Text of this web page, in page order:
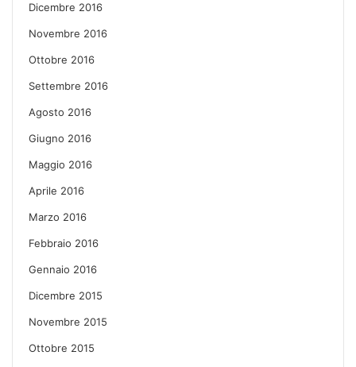
Dicembre 2016
Novembre 2016
Ottobre 2016
Settembre 2016
Agosto 2016
Giugno 2016
Maggio 2016
Aprile 2016
Marzo 2016
Febbraio 2016
Gennaio 2016
Dicembre 2015
Novembre 2015
Ottobre 2015